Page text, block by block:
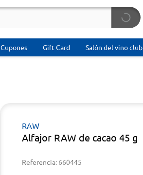
Cupones Gift Card Salón del vino club
RAW
Alfajor RAW de cacao 45 g
Referencia: 660445